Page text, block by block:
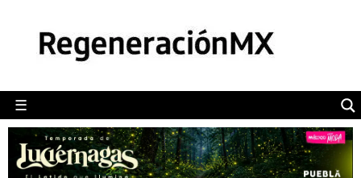
☰
POLÍTICA
CAMALEÓN
OPINIÓN